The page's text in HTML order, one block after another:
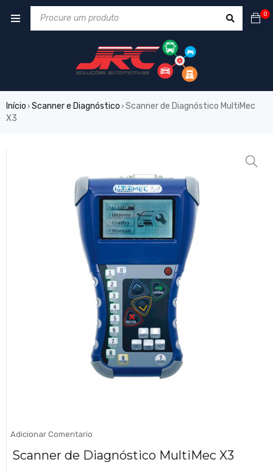
0
Início › Scanner e Diagnóstico › Scanner de Diagnóstico MultiMec
X3
Adicionar Comentario
Scanner de Diagnóstico MultiMec X3